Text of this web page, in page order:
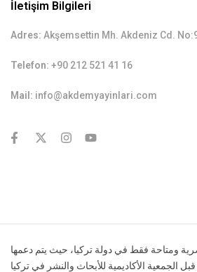
İletişim Bilgileri
Adres: Akşemsettin Mh. Akdeniz Cd.
Telefon: +90 212 521 41 16
Mail: info@akdemyayinlari.com
ومتاحة فقط في دولة تركيا، حيث يتم دعمها